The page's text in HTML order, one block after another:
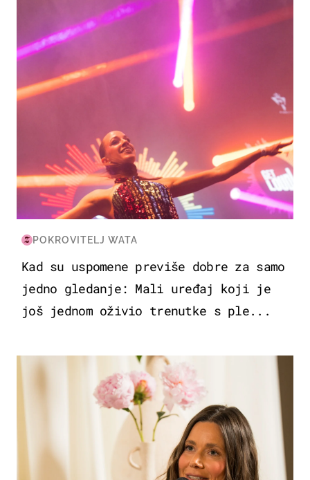
KULTURA & ZABAVA
POKROVITELJ WATA
Kad su uspomene previše dobre za samo
jedno gledanje: Mali uređaj koji je
još jednom oživio trenutke s ple...
MODA & LJEPOTA